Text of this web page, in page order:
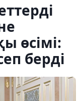
өсімі:
берді